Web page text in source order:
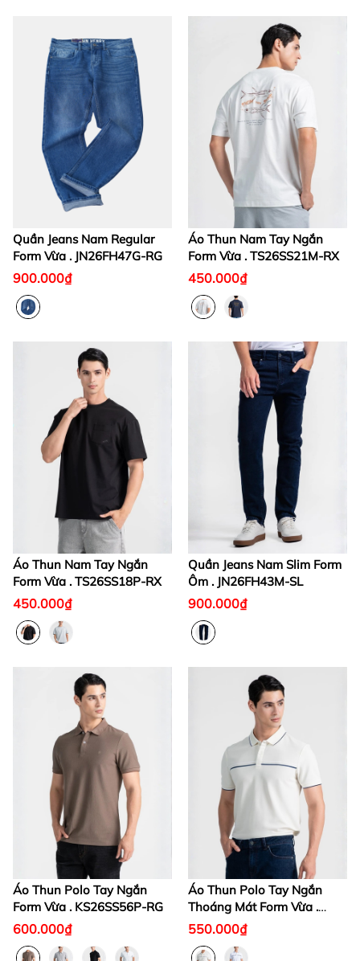
Quần Jeans Nam Regular
Form Vừa . JN26FH47G-RG
900.000₫
Áo Thun Nam Tay Ngắn
Form Vừa . TS26SS21M-RX
450.000₫
Áo Thun Nam Tay Ngắn
Form Vừa . TS26SS18P-RX
450.000₫
Quần Jeans Nam Slim Form
Ôm . JN26FH43M-SL
900.000₫
Áo Thun Polo Tay Ngắn
Form Vừa . KS26SS56P-RG
600.000₫
Áo Thun Polo Tay Ngắn
Thoáng Mát Form Vừa .
KS26SS50T-RGWK
550.000₫